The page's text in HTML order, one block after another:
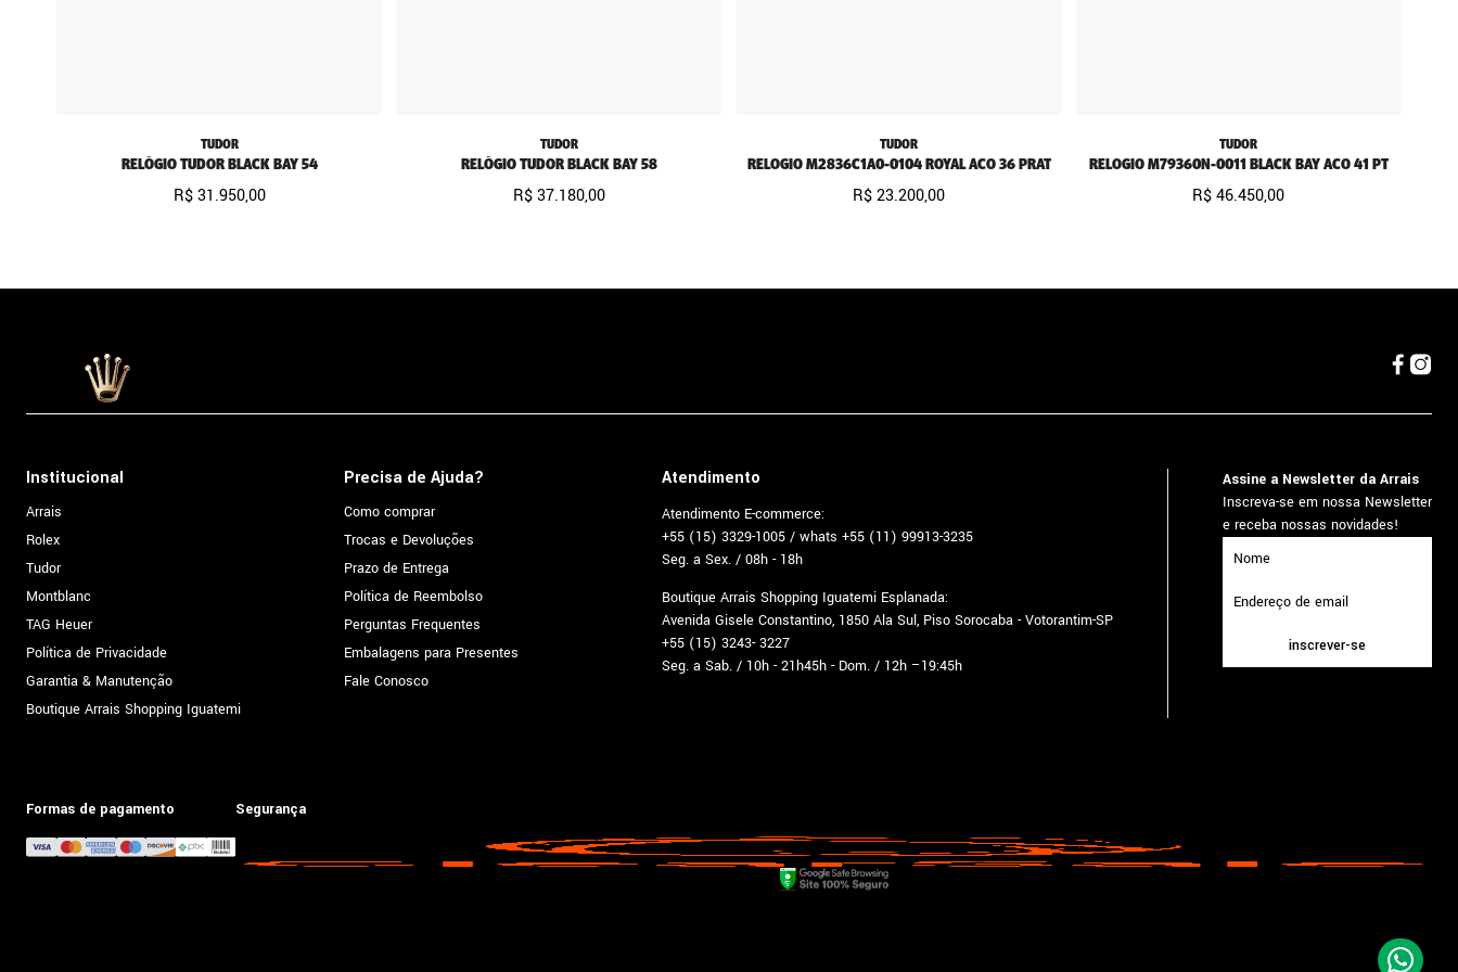
TUDOR
RELÓGIO TUDOR BLACK BAY 54
R$ 31.950,00
TUDOR
RELÓGIO TUDOR BLACK BAY 58
R$37.180,00
TUDOR
RELOGIO M2836C1A0-0104 ROYAL ACO 36 PRAT
R$23.200,00
TUDOR
RELOGIO M79360N-0011 BLACK BAY ACO 41 PT
R$ 46.450,00
Institucional
Arrais
Rolex
Tudor
Montblanc
TAG Heuer
Política de Privacidade
Garantia & Manutenção
Boutique Arrais Shopping Iguatemi
Precisa de Ajuda?
Como comprar
Trocas e Devoluções
Prazo de Entrega
Política de Reembolso
Perguntas Frequentes
Embalagens para Presentes
Fale Conosco
Atendimento
Atendimento E-commerce:
+55 (15) 3329-1005 / whats +55 (11) 99913-3235
Seg. a Sex. / 08h - 18h
Boutique Arrais Shopping Iguatemi Esplanada:
Avenida Gisele Constantino, 1850 Ala Sul, Piso Sorocaba - Votorantim-SP
+55 (15) 3243- 3227
Seg. a Sab. / 10h - 21h45h - Dom. / 12h –19:45h
Assine a Newsletter da Arrais
Inscreva-se em nossa Newsletter
e receba nossas novidades!
inscrever-se
Formas de pagamento Segurança